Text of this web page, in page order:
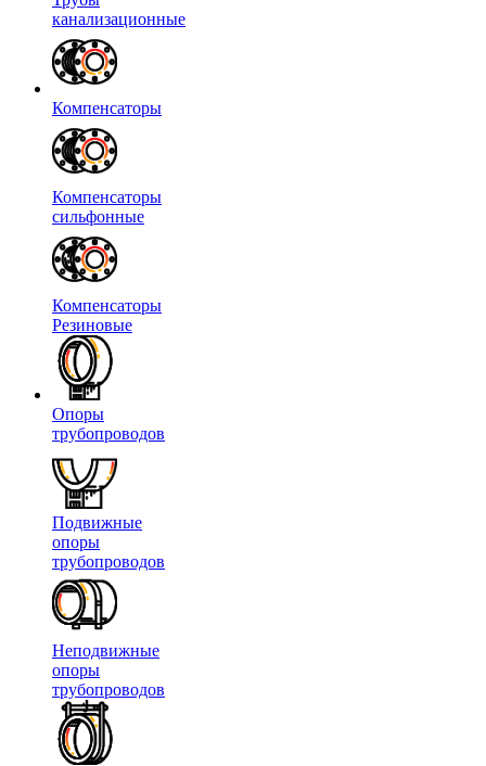
канализационные
Компенсаторы
Компенсаторы
сильфонные
Компенсаторы
Резиновые
Опоры
трубопроводов
Подвижные
опоры
трубопроводов
Неподвижные
опоры
трубопроводов